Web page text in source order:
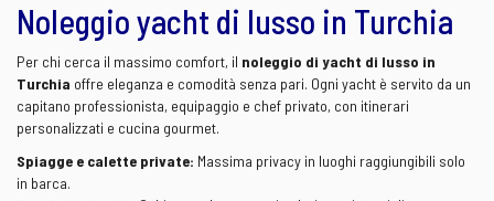
Noleggio yacht di lusso in Turchia
Per chi cerca il massimo comfort, il noleggio di yacht di lusso in
Turchia offre eleganza e comodità senza pari. Ogni yacht è servito da un
capitano professionista, equipaggio e chef privato, con itinerari
personalizzati e cucina gourmet.
Spiagge e calette private: Massima privacy in luoghi raggiungibili solo
in barca.